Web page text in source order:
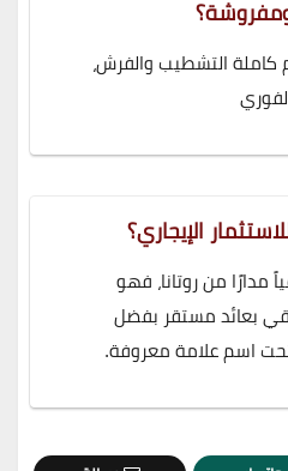
كاملة التشطيب والفرش،
الإيجاري؟
مدارًا من روتانا، فهو
بعائد مستقر بفضل
اسم علامة معروفة.